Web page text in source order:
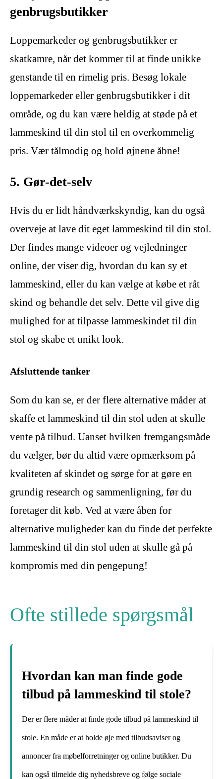
genbrugsbutikker
Loppemarkeder og genbrugsbutikker er
skatkamre, når det kommer til at finde unikke
genstande til en rimelig pris. Besøg lokale
loppemarkeder eller genbrugsbutikker i dit
område, og du kan være heldig at støde på et
lammeskind til din stol til en overkommelig
pris. Vær tålmodig og hold øjnene åbne!
5. Gør-det-selv
Hvis du er lidt håndværkskyndig, kan du også
overveje at lave dit eget lammeskind til din stol.
Der findes mange videoer og vejledninger
online, der viser dig, hvordan du kan sy et
lammeskind, eller du kan vælge at købe et råt
skind og behandle det selv. Dette vil give dig
mulighed for at tilpasse lammeskindet til din
stol og skabe et unikt look.
Afsluttende tanker
Som du kan se, er der flere alternative måder at
skaffe et lammeskind til din stol uden at skulle
vente på tilbud. Uanset hvilken fremgangsmåde
du vælger, bør du altid være opmærksom på
kvaliteten af skindet og sørge for at gøre en
grundig research og sammenligning, før du
foretager dit køb. Ved at være åben for
alternative muligheder kan du finde det perfekte
lammeskind til din stol uden at skulle gå på
kompromis med din pengepung!
Ofte stillede spørgsmål
Hvordan kan man finde gode
tilbud på lammeskind til stole?
Der er flere måder at finde gode tilbud på lammeskind til
stole. En måde er at holde øje med tilbudsaviser og
annoncer fra møbelforretninger og online butikker. Du
kan også tilmelde dig nyhedsbreve og følge sociale